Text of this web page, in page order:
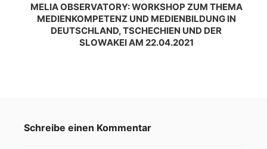
MELIA OBSERVATORY: WORKSHOP ZUM THEMA
MEDIENKOMPETENZ UND MEDIENBILDUNG IN
DEUTSCHLAND, TSCHECHIEN UND DER
SLOWAKEI AM 22.04.2021
Schreibe einen Kommentar